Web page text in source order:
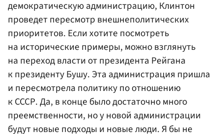
демократическую администрацию, Клинтон
проведет пересмотр внешнеполитических
приоритетов. Если хотите посмотреть
на исторические примеры, можно взглянуть
на переход власти от президента Рейгана
к президенту Бушу. Эта администрация пришла
и пересмотрела политику по отношению
к СССР. Да, в конце было достаточно много
преемственности, но у новой администрации
будут новые подходы и новые люди. Я бы не